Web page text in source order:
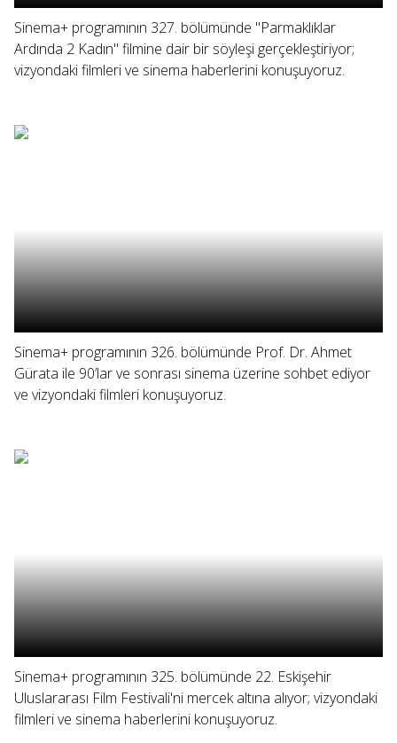
Sinema+ programının 327. bölümünde "Parmaklıklar
Ardında 2 Kadın" filmine dair bir söyleşi gerçekleştiriyor;
vizyondaki filmleri ve sinema haberlerini konuşuyoruz.
Sinema+ programının 326. bölümünde Prof. Dr. Ahmet
Gürata ile 90’lar ve sonrası sinema üzerine sohbet ediyor
ve vizyondaki filmleri konuşuyoruz.
Sinema+ programının 325. bölümünde 22. Eskişehir
Uluslararası Film Festivali'ni mercek altına alıyor; vizyondaki
filmleri ve sinema haberlerini konuşuyoruz.